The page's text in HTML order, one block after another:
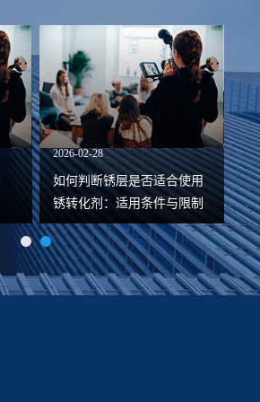
2026-02-28
如何判断锈层是否适合使用
锈转化剂：适用条件与限制
说明
水